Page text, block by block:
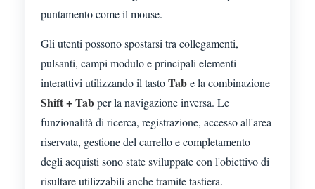
puntamento come il mouse.
Gli utenti possono spostarsi tra collegamenti,
pulsanti, campi modulo e principali elementi
interattivi utilizzando il tastoTabe la combinazione
Shift + Tabper la navigazione inversa. Le
funzionalità di ricerca, registrazione, accesso all'area
riservata, gestione del carrello e completamento
degli acquisti sono state sviluppate con l'obiettivo di
risultare utilizzabili anche tramite tastiera.